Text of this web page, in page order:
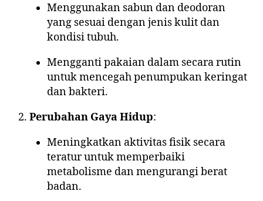
Menggunakan sabun dan deodoran
yang sesuai dengan jenis kulit dan
kondisi tubuh.
Mengganti pakaian dalam secara rutin
untuk mencegah penumpukan keringat
dan bakteri.
Perubahan Gaya Hidup:
Meningkatkan aktivitas fisik secara
teratur untuk memperbaiki
metabolisme dan mengurangi berat
badan.